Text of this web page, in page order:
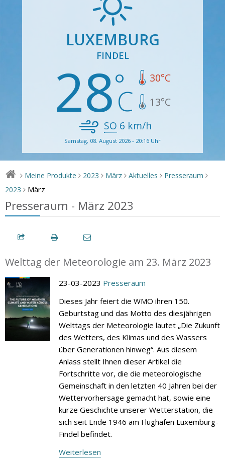
LUXEMBURG
FINDEL
28 30°C
13°C
SO 6 km/h
Samstag, 08. August 2026 - 20:16 Uhr
> Meine Produkte > 2023 > März > Aktuelles > Presseraum >
2023 > März
Presseraum - März 2023
Welttag der Meteorologie am 23. März 2023
23-03-2023 Presseraum
Dieses Jahr feiert die WMO ihren 150.
Geburtstag und das Motto des diesjährigen
Welttags der Meteorologie lautet „Die Zukunft
des Wetters, des Klimas und des Wassers
über Generationen hinweg“. Aus diesem
Anlass stellt Ihnen dieser Artikel die
Fortschritte vor, die die meteorologische
Gemeinschaft in den letzten 40 Jahren bei der
Wettervorhersage gemacht hat, sowie eine
kurze Geschichte unserer Wetterstation, die
sich seit Ende 1946 am Flughafen Luxemburg-
Findel befindet.
Weiterlesen